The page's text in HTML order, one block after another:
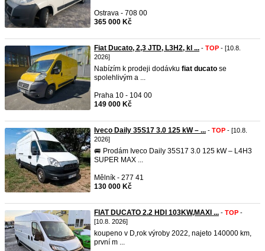
Ostrava - 708 00
365 000 Kč
Fiat Ducato, 2,3 JTD, L3H2, kl ... - TOP - [10.8.
2026]
Nabízím k prodeji dodávku fiat ducato se
spolehlivým a ...
Praha 10 - 104 00
149 000 Kč
Iveco Daily 35S17 3.0 125 kW – ... - TOP - [10.8.
2026]
🚐 Prodám Iveco Daily 35S17 3.0 125 kW – L4H3
SUPER MAX ...
Mělník - 277 41
130 000 Kč
FIAT DUCATO 2.2 HDI 103KW,MAXI ... - TOP -
[10.8. 2026]
koupeno v D,​rok výroby 2022, najeto 140000 km,
první m ...